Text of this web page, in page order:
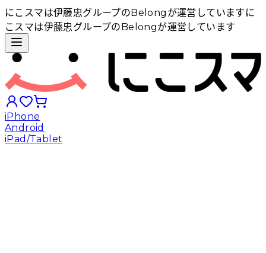
にこスマは伊藤忠グループのBelongが運営しています に
こスマは伊藤忠グループのBelongが運営しています
iPhone
Android
iPad/Tablet